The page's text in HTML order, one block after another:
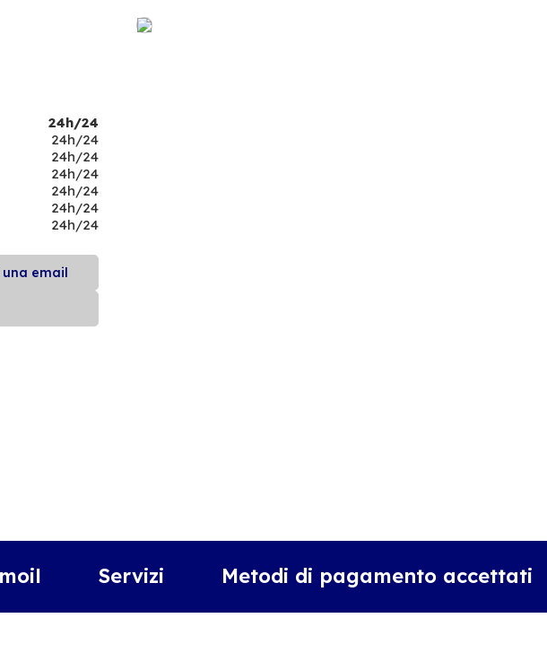
24h/24
24h/24
24h/24
24h/24
24h/24
24h/24
24h/24
email
Servizi Metodi di pagamento accettati